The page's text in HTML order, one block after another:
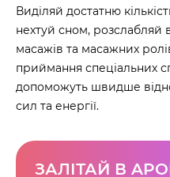
Виділяй достатню
нехтуй сном, розслабляй
масажів та масажних
приймання спеціальних
допоможуть швидше
сил та енергії.
ЗАЛІТАЙ В